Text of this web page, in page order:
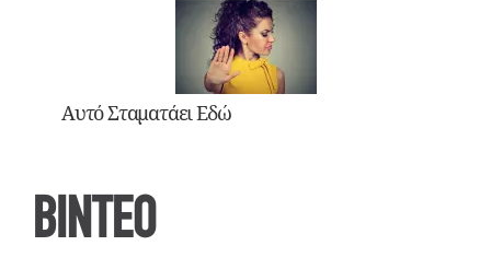
Αυτό Σταματάει Εδώ
ΒΙΝΤΕΟ